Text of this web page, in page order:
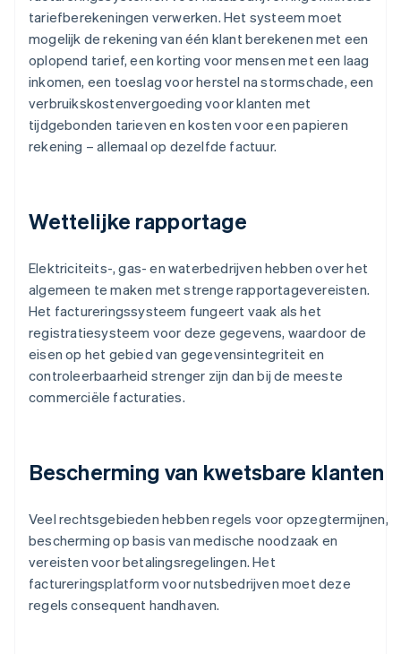
tariefberekeningen verwerken. Het systeem moet
mogelijk de rekening van één klant berekenen met een
oplopend tarief, een korting voor mensen met een laag
inkomen, een toeslag voor herstel na stormschade, een
verbruikskostenvergoeding voor klanten met
tijdgebonden tarieven en kosten voor een papieren
rekening – allemaal op dezelfde factuur.
Wettelijke rapportage
Elektriciteits-, gas- en waterbedrijven hebben over het
algemeen te maken met strenge rapportagevereisten.
Het factureringssysteem fungeert vaak als het
registratiesysteem voor deze gegevens, waardoor de
eisen op het gebied van gegevensintegriteit en
controleerbaarheid strenger zijn dan bij de meeste
commerciële facturaties.
Bescherming van kwetsbare klanten
Veel rechtsgebieden hebben regels voor opzegtermijnen,
bescherming op basis van medische noodzaak en
vereisten voor betalingsregelingen. Het
factureringsplatform voor nutsbedrijven moet deze
regels consequent handhaven.